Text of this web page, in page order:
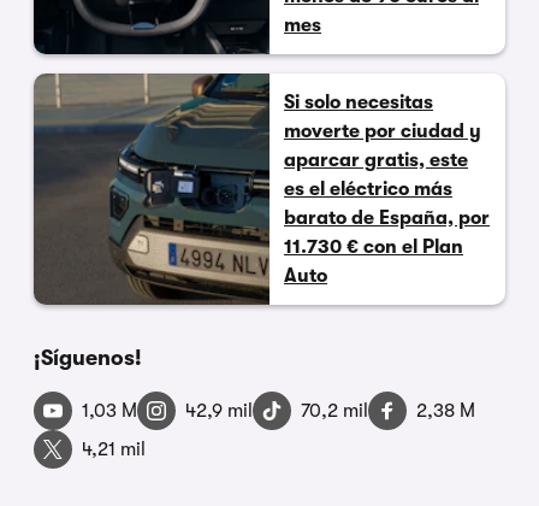
mes
Si solo necesitas
moverte por ciudad y
aparcar gratis, este
es el eléctrico más
barato de España, por
11.730 € con el Plan
Auto
¡Síguenos!
1,03 M 42,9 mil 70,2 mil
2,38 M
4,21 mil